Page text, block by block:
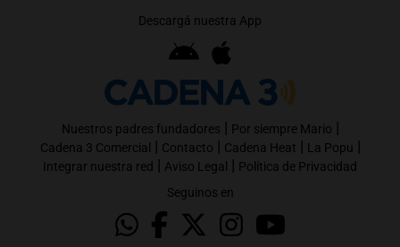
Descargá nuestra App
Nuestros padres fundadores | Por siempre Mario |
Cadena 3 Comercial | Contacto | Cadena Heat | La Popu |
Integrar nuestra red | Aviso Legal | Política de Privacidad
Seguinos en